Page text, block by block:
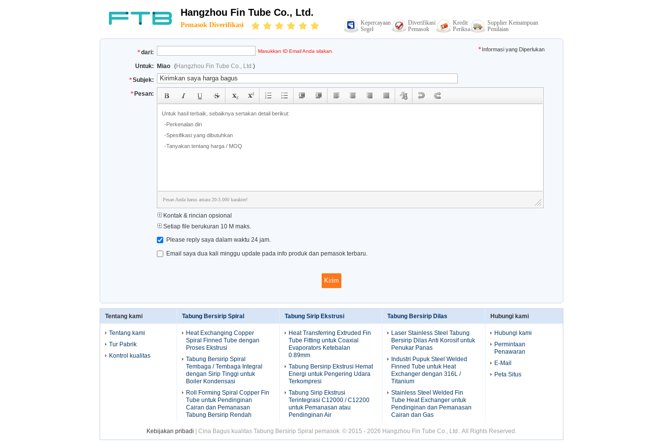
Hangzhou Fin Tube Co., Ltd.
Pemasok Diverifikasi
Kepercayaan
Segel
Diverifikasi
Pemasok
Kredit
Periksa
Supplier Kemampuan
Penilaian
dari: Masukkan ID Email Anda silakan. Informasi yang Diperlukan
Untuk: Miao (Hangzhou Fin Tube Co., Ltd.)
Subjek:
Pesan:
Pesan Anda harus antara 20-3.000 karakter!
Kontak & rincian opsional
Setiap file berukuran 10 M maks.
Please reply saya dalam waktu 24 jam.
Email saya dua kali minggu update pada info produk dan pemasok terbaru.
Tentang kami
Tentang kami
Tur Pabrik
Kontrol kualitas
Tabung Bersirip Spiral
Heat Exchanging Copper
Spiral Finned Tube dengan
Proses Ekstrusi
Tabung Bersirip Spiral
Tembaga / Tembaga Integral
dengan Sirip Tinggi untuk
Boiler Kondensasi
Roll Forming Spiral Copper Fin
Tube untuk Pendinginan
Cairan dan Pemanasan
Tabung Bersirip Rendah
Tabung Sirip Ekstrusi
Heat Transferring Extruded Fin
Tube Fitting untuk Coaxial
Evaporators Ketebalan
0.89mm
Tabung Bersirip Ekstrusi Hemat
Energi untuk Pengering Udara
Terkompresi
Tabung Sirip Ekstrusi
Terintegrasi C12000 / C12200
untuk Pemanasan atau
Pendinginan Air
Tabung Bersirip Dilas
Laser Stainless Steel Tabung
Bersirip Dilas Anti Korosif untuk
Penukar Panas
Industri Pupuk Steel Welded
Finned Tube untuk Heat
Exchanger dengan 316L /
Titanium
Stainless Steel Welded Fin
Tube Heat Exchanger untuk
Pendinginan dan Pemanasan
Cairan dan Gas
Hubungi kami
Hubungi kami
Permintaan
Penawaran
E-Mail
Peta Situs
Kebijakan pribadi | Cina Bagus kualitas Tabung Bersirip Spiral pemasok. © 2015 - 2026 Hangzhou Fin Tube Co., Ltd.. All Rights Reserved.